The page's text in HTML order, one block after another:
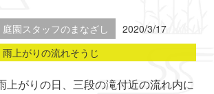
庭園スタッフのまなざし
2020/3/17
雨上がりの流れそうじ
上がりの日、三段の滝付近の流れ内に